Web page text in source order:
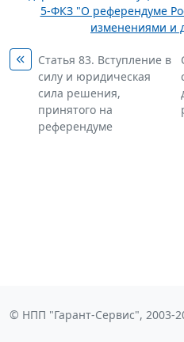
5-ФКЗ "О референдуме
изменениями и
Статья 83. Вступление в
силу и юридическая
сила решения,
принятого на
референдуме
© НПП "Гарант-Сервис", 2003-